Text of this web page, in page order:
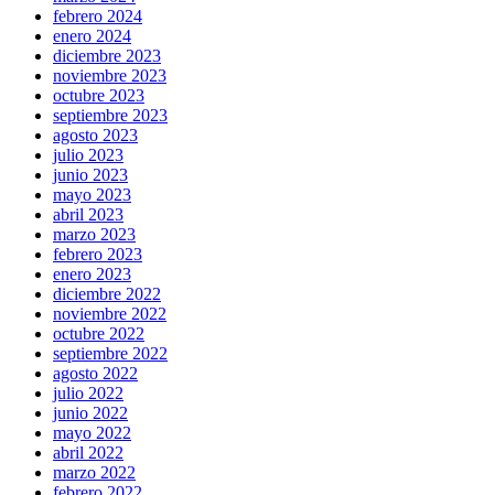
febrero 2024
enero 2024
diciembre 2023
noviembre 2023
octubre 2023
septiembre 2023
agosto 2023
julio 2023
junio 2023
mayo 2023
abril 2023
marzo 2023
febrero 2023
enero 2023
diciembre 2022
noviembre 2022
octubre 2022
septiembre 2022
agosto 2022
julio 2022
junio 2022
mayo 2022
abril 2022
marzo 2022